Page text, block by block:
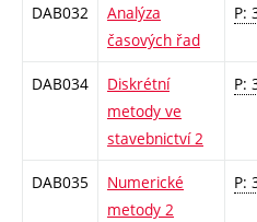
DAB032
Analýza
časových řad
P:
DAB034
Diskrétní
metody ve
stavebnictví 2
P:
DAB035
Numerické
metody 2
P: